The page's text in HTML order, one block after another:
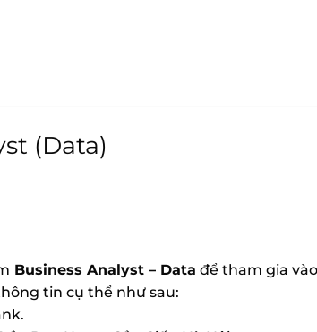
(Data)
Business Analyst – Data để tham gia
tin cụ thể như sau: